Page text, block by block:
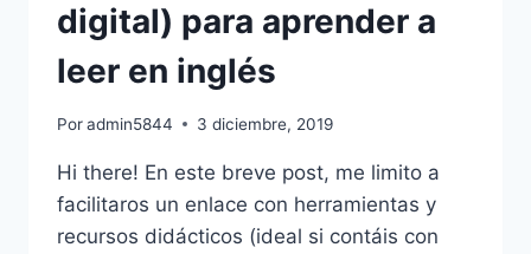
digital) para aprender a
leer en inglés
Poradmin5844 3 diciembre, 2019
Hi there! En este breve post, me limito a
facilitaros un enlace con herramientas y
recursos didácticos (ideal si contáis con